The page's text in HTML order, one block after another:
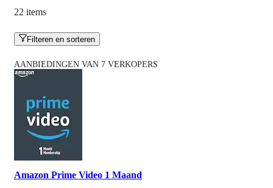
22 items
Filteren en sorteren
AANBIEDINGEN VAN 7 VERKOPERS
Amazon Prime Video 1 Maand